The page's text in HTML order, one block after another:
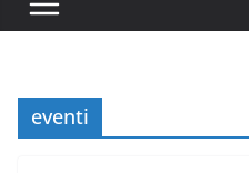
eventi